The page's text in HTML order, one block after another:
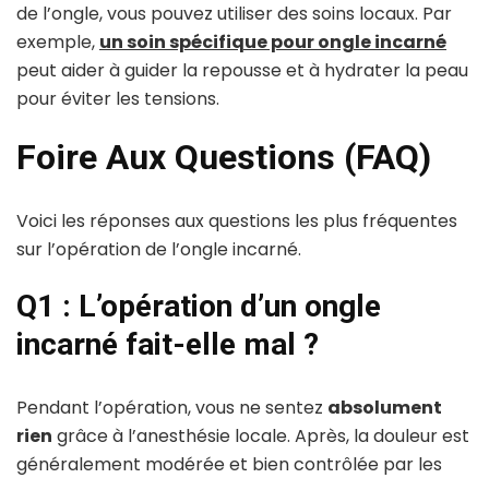
de l’ongle, vous pouvez utiliser des soins locaux. Par
exemple, un soin spécifique pour ongle incarné
peut aider à guider la repousse et à hydrater la peau
pour éviter les tensions.
Foire Aux Questions (FAQ)
Voici les réponses aux questions les plus fréquentes
sur l’opération de l’ongle incarné.
Q1 : L’opération d’un ongle
incarné fait-elle mal ?
Pendant l’opération, vous ne sentez absolument
rien grâce à l’anesthésie locale. Après, la douleur est
généralement modérée et bien contrôlée par les